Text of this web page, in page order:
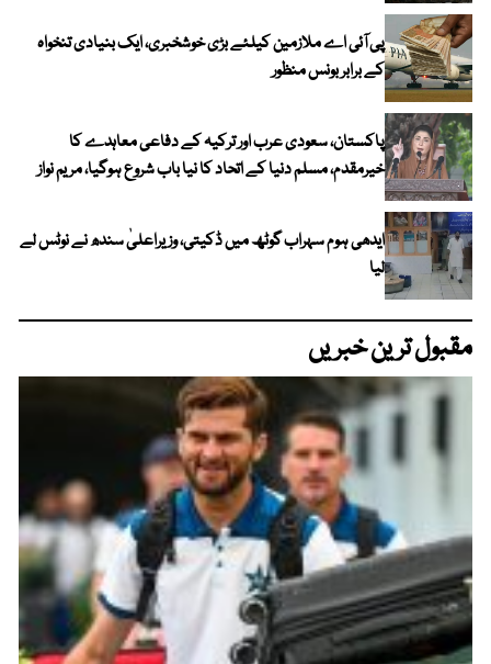
پی آئی اے ملازمین کیلئے بڑی خوشخبری، ایک بنیادی تنخواہ
کے برابر بونس منظور
پاکستان، سعودی عرب اور ترکیہ کے دفاعی معاہدے کا
خیرمقدم، مسلم دنیا کے اتحاد کا نیا باب شروع ہوگیا، مریم نواز
ایدھی ہوم سہراب گوٹھ میں ڈکیتی، وزیراعلیٰ سندھ نے نوٹس لے
لیا
مقبول ترین خبریں